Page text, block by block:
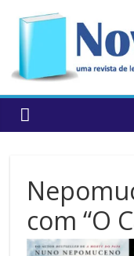
content
com “O